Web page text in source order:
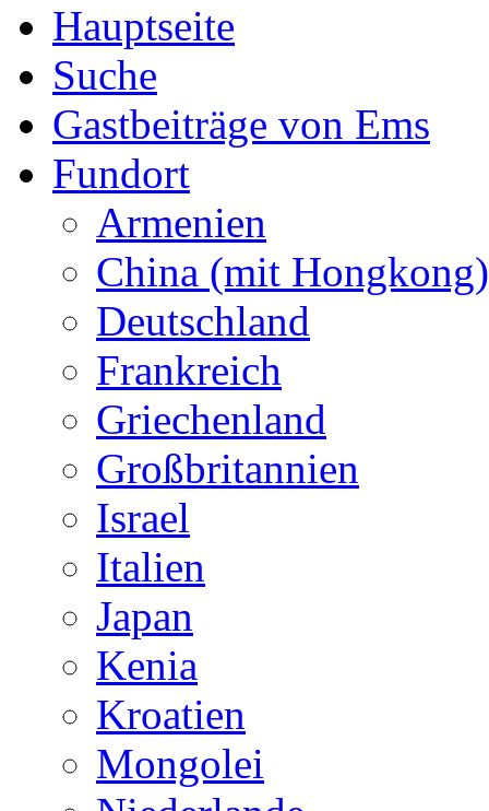
Hauptseite
Suche
Gastbeiträge von Ems
Fundort
Armenien
China (mit Hongkong)
Deutschland
Frankreich
Griechenland
Großbritannien
Israel
Italien
Japan
Kenia
Kroatien
Mongolei